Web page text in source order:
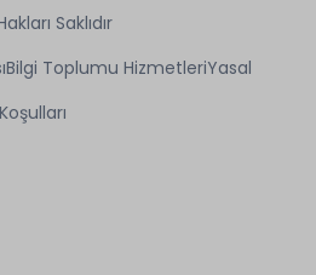
Saklıdır
Bilgi Toplumu HizmetleriYasal